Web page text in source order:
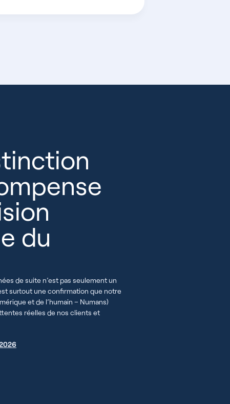
du
de suite n’est pas seulement un
surtout une confirmation que notre
et de l’humain – Numans)
réelles de nos clients et